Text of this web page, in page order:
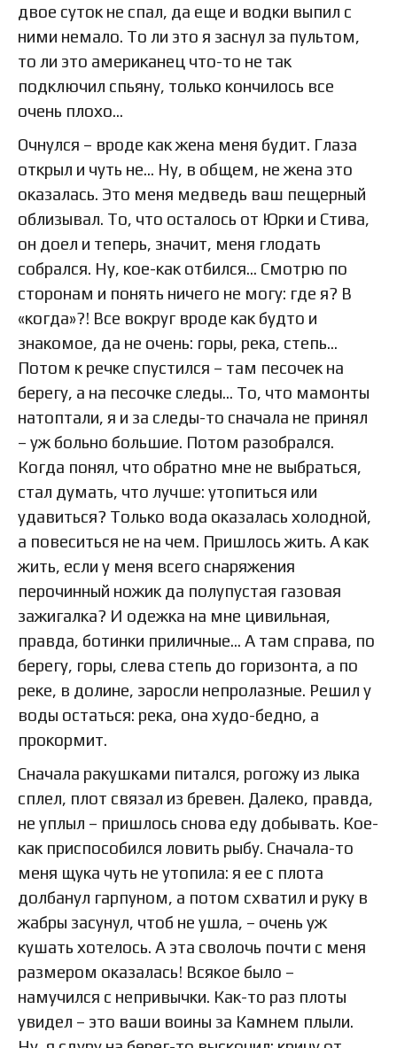
двое суток не спал, да еще и водки выпил с
ними немало. То ли это я заснул за пультом,
то ли это американец что-то не так
подключил спьяну, только кончилось все
очень плохо…
Очнулся – вроде как жена меня будит. Глаза
открыл и чуть не… Ну, в общем, не жена это
оказалась. Это меня медведь ваш пещерный
облизывал. То, что осталось от Юрки и Стива,
он доел и теперь, значит, меня глодать
собрался. Ну, кое-как отбился… Смотрю по
сторонам и понять ничего не могу: где я? В
«когда»?! Все вокруг вроде как будто и
знакомое, да не очень: горы, река, степь…
Потом к речке спустился – там песочек на
берегу, а на песочке следы… То, что мамонты
натоптали, я и за следы-то сначала не принял
– уж больно большие. Потом разобрался.
Когда понял, что обратно мне не выбраться,
стал думать, что лучше: утопиться или
удавиться? Только вода оказалась холодной,
а повеситься не на чем. Пришлось жить. А как
жить, если у меня всего снаряжения
перочинный ножик да полупустая газовая
зажигалка? И одежка на мне цивильная,
правда, ботинки приличные… А там справа, по
берегу, горы, слева степь до горизонта, а по
реке, в долине, заросли непролазные. Решил у
воды остаться: река, она худо-бедно, а
прокормит.
Сначала ракушками питался, рогожу из лыка
сплел, плот связал из бревен. Далеко, правда,
не уплыл – пришлось снова еду добывать. Кое-
как приспособился ловить рыбу. Сначала-то
меня щука чуть не утопила: я ее с плота
долбанул гарпуном, а потом схватил и руку в
жабры засунул, чтоб не ушла, – очень уж
кушать хотелось. А эта сволочь почти с меня
размером оказалась! Всякое было –
намучился с непривычки. Как-то раз плоты
увидел – это ваши воины за Камнем плыли.